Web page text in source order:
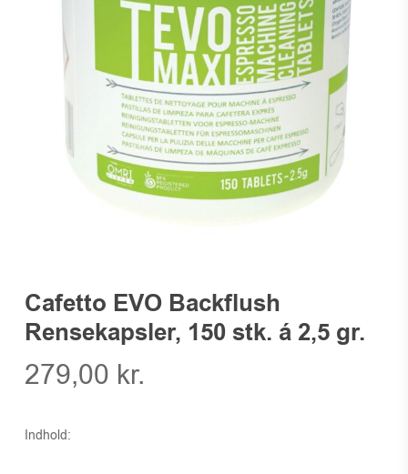
Cafetto EVO Backflush
Rensekapsler, 150 stk. á 2,5 gr.
279,00 kr.
Indhold: